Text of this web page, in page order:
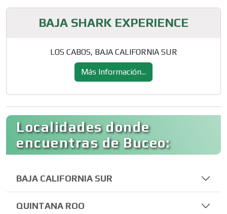
BAJA SHARK EXPERIENCE
LOS CABOS, BAJA CALIFORNIA SUR
Más Información...
Localidades donde
encuentras de Buceo:
BAJA CALIFORNIA SUR
QUINTANA ROO